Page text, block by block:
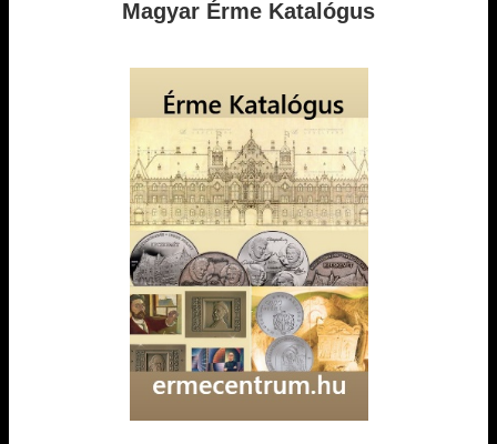
Magyar Érme Katalógus